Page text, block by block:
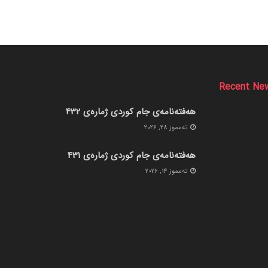
Recent
هەفتەنامەی جام کوردی ژمارەی 432
ته‌مموز 28, 2026
هەفتەنامەی جام کوردی ژمارەی 431
ته‌مموز 14, 2026